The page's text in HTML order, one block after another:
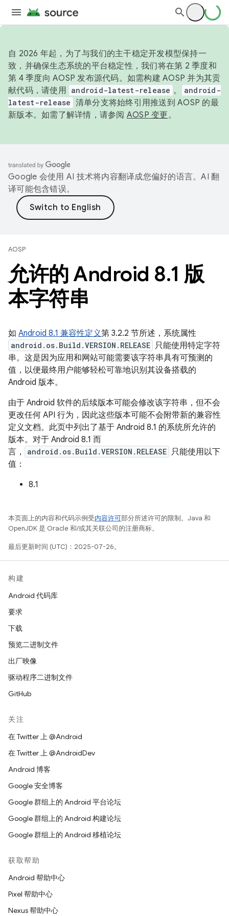
自 2026 年起，为了与我们的主干稳定开发模型保持一
致，并确保生态系统的平台稳定性，我们将在第 2 季度和
第 4 季度向 AOSP 发布源代码。如需构建 AOSP 并为其贡
献代码，请使用 android-latest-release 。
android-
latest-release 清单分支将始终引用推送到 AOSP 的最
新版本。如需了解详情，请参阅 AOSP 变更。
Google 会使用 AI 技术将内容翻译成您偏好的语言。AI 翻
译可能包含错误。
AOSP
允许的 Android 8.1 版
本字符串
如 Android 8.1 兼容性定义第 3.2.2 节所述，系统属性
android.os.Build.VERSION.RELEASE 只能使用特定字符
串。这是因为应用和网站可能需要该字符串具有可预测的
值，以便最终用户能够轻松可靠地识别其设备搭载的
Android 版本。
由于 Android 软件的后续版本可能会修改该字符串，但不会
更改任何 API 行为，因此这些版本可能不会附带新的兼容性
定义文档。此页中列出了基于 Android 8.1 的系统所允许的
版本。对于 Android 8.1 而
言，
android.os.Build.VERSION.RELEASE 只能使用以下
值：
8.1
本页面上的内容和代码示例受内容许可部分所述许可的限制。Java 和
OpenJDK 是 Oracle 和/或其关联公司的注册商标。
最后更新时间 (UTC)：2025-07-26。
构建
Android 代码库
要求
下载
预览二进制文件
出厂映像
驱动程序二进制文件
GitHub
关注
在 Twitter 上 @Android
在 Twitter 上 @AndroidDev
Android 博客
Google 安全博客
Google 群组上的 Android 平台论坛
Google 群组上的 Android 构建论坛
Google 群组上的 Android 移植论坛
获取帮助
Android 帮助中心
Pixel 帮助中心
Nexus 帮助中心